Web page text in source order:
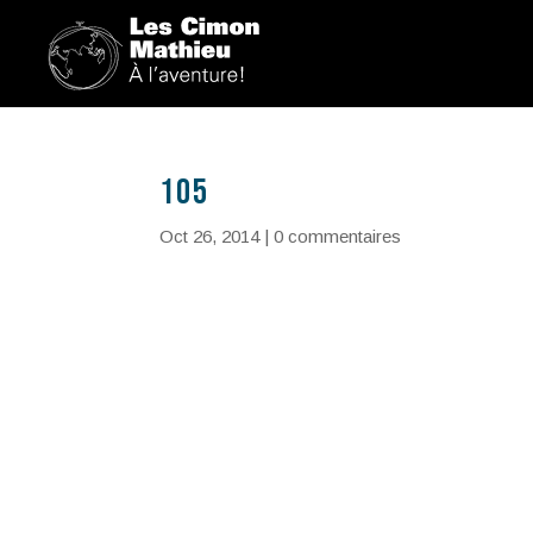
105
Oct 26, 2014|0 commentaires